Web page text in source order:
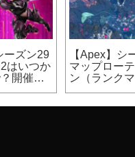
ーズン29
はいつか
開催期
【Apex】シ
マップロー
ン（ランク